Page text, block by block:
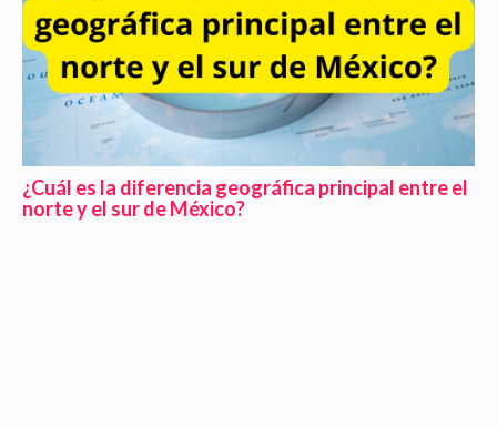
¿Cuál es la diferencia geográfica principal entre el
norte y el sur de México?